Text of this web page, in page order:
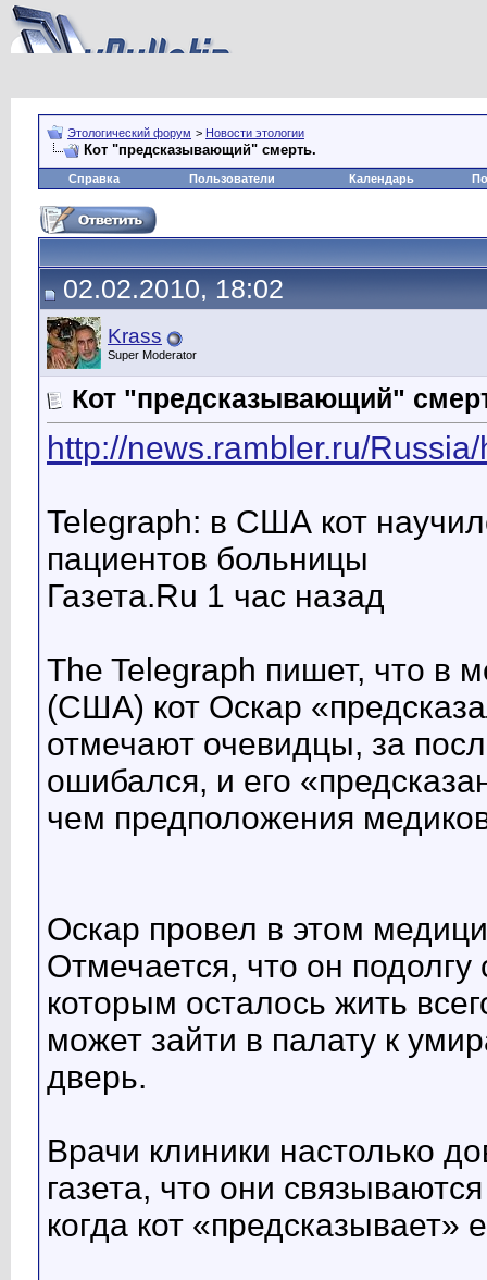
Этологический форум > Новости этологии
Кот "предсказывающий" смерть.
Справка Пользователи Календарь
02.02.2010, 18:02
Krass
Super Moderator
Кот "предсказывающий"
http://news.rambler.ru/
Telegraph: в США кот
пациентов больницы
Газета.Ru 1 час назад
The Telegraph пишет, что в
(США) кот Оскар
отмечают очевидцы, за
ошибался, и его
чем предположения
Оскар провел в этом
Отмечается, что он
которым осталось жить
может зайти в палату к
дверь.
Врачи клиники настолько
газета, что они
когда кот «предсказывает»